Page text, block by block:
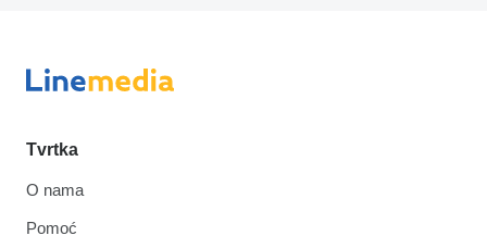
Tvrtka
O nama
Pomoć